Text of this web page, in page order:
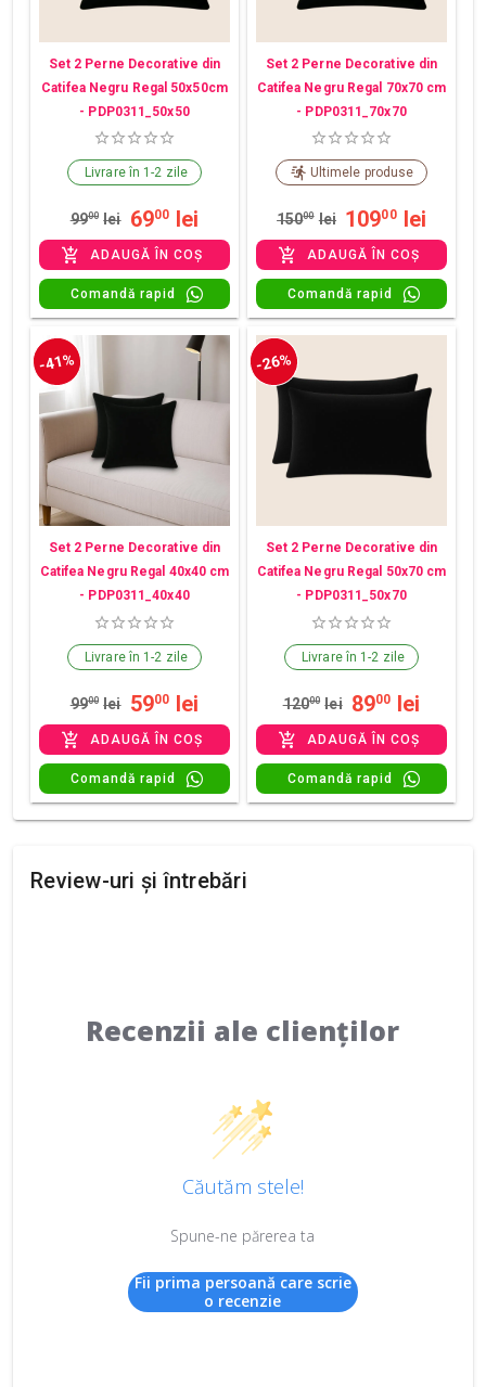
Set 2 Perne Decorative din
Catifea Negru Regal 50x50cm
- PDP0311_50x50
Livrare în 1-2 zile
9900 lei 6900 lei
ADAUGĂ ÎN COȘ
Comandă rapid
Set 2 Perne Decorative din
Catifea Negru Regal 70x70 cm
- PDP0311_70x70
Ultimele produse
15000 lei 10900 lei
ADAUGĂ ÎN COȘ
Comandă rapid
-41%
Set 2 Perne Decorative din
Catifea Negru Regal 40x40 cm
- PDP0311_40x40
Livrare în 1-2 zile
9900 lei 5900 lei
ADAUGĂ ÎN COȘ
Comandă rapid
-26%
Set 2 Perne Decorative din
Catifea Negru Regal 50x70 cm
- PDP0311_50x70
Livrare în 1-2 zile
12000 lei 8900 lei
ADAUGĂ ÎN COȘ
Comandă rapid
Review-uri și întrebări
Recenzii ale clienților
Căutăm stele!
Spune-ne părerea ta
Fii prima persoană care scrie
o recenzie